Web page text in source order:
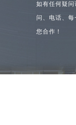
如有任何疑
问、 电话、
您合作！